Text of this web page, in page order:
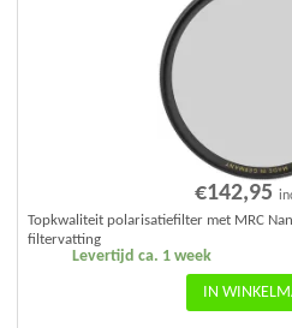
€142,95
Levertijd ca. 1 week
Topkwaliteit polarisatiefilter met MRC
filtervatting
IN